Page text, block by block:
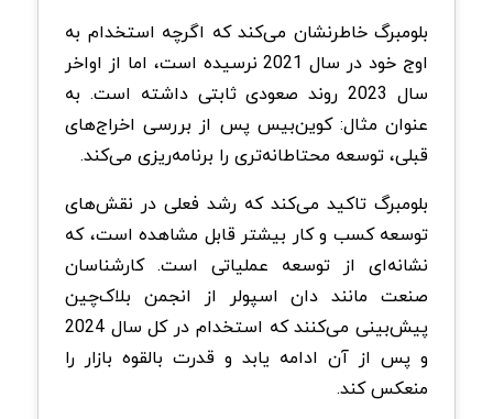
بلومبرگ خاطرنشان می‌کند که اگرچه استخدام به
اوج خود در سال 2021 نرسیده است، اما از اواخر
سال 2023 روند صعودی ثابتی داشته است. به
عنوان مثال: کوین‌بیس پس از بررسی اخراج‌های
قبلی، توسعه محتاطانه‌تری را برنامه‌ریزی می‌کند.
بلومبرگ تاکید می‌کند که رشد فعلی در نقش‌های
توسعه کسب و کار بیشتر قابل مشاهده است، که
نشانه‌ای از توسعه عملیاتی است. کارشناسان
صنعت مانند دان اسپولر از انجمن بلاک‌چین
پیش‌بینی می‌کنند که استخدام در کل سال 2024
و پس از آن ادامه یابد و قدرت بالقوه بازار را
منعکس کند.